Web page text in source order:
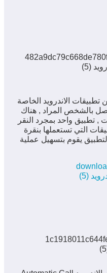
الاندرويد الخاصة
بالشخص المراد , هناك
تطبيق واحد بمجرد النقر
التي تستعملها بنقرة
يقوم بتسهيل عملية